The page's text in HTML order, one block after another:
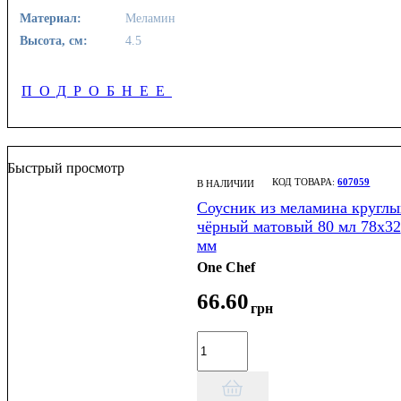
Материал:
Меламин
Высота, см:
4.5
ПОДРОБНЕЕ
Быстрый просмотр
В НАЛИЧИИ 607059
Соусник из меламина
чёрный матовый 80 мл 78х32
мм
One Chef
66.60грн